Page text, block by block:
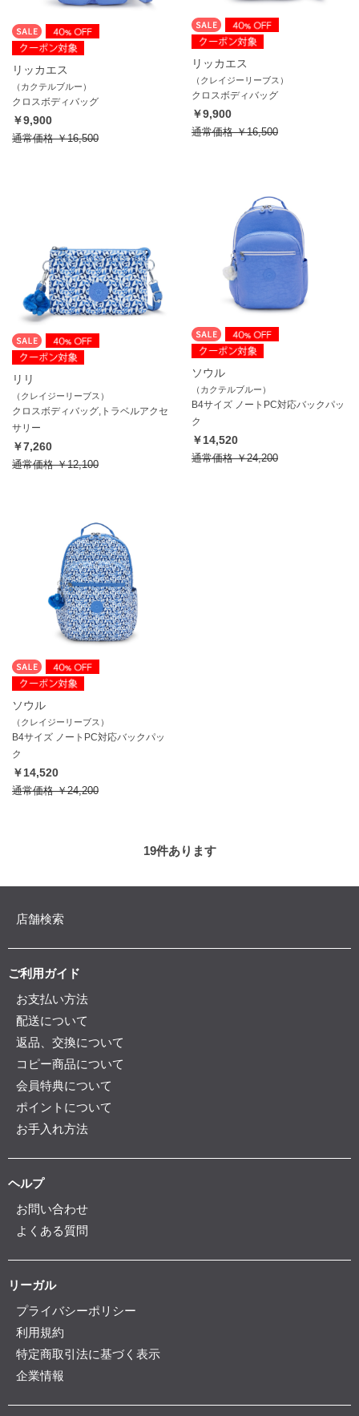
リッカエス
（カクテルブルー）
クロスボディバッグ
￥9,900
通常価格￥16,500
リッカエス
（クレイジーリーブス）
クロスボディバッグ
￥9,900
通常価格￥16,500
リリ
（クレイジーリーブス）
クロスボディバッグ,トラベルアクセ
サリー
￥7,260
通常価格￥12,100
ソウル
（カクテルブルー）
B4サイズ ノートPC対応バックパッ
ク
￥14,520
通常価格￥24,200
ソウル
（クレイジーリーブス）
B4サイズ ノートPC対応バックパッ
ク
￥14,520
通常価格￥24,200
19件あります
店舗検索
ご利用ガイド
お支払い方法
配送について
返品、交換について
コピー商品について
会員特典について
ポイントについて
お手入れ方法
ヘルプ
お問い合わせ
よくある質問
リーガル
プライバシーポリシー
利用規約
特定商取引法に基づく表示
企業情報